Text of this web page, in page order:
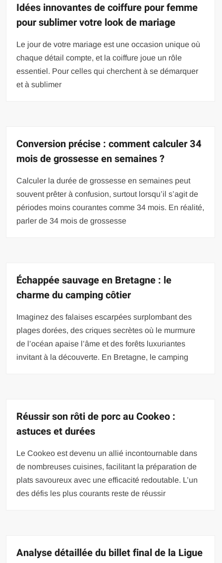
Idées innovantes de coiffure pour femme
pour sublimer votre look de mariage
Le jour de votre mariage est une occasion unique où
chaque détail compte, et la coiffure joue un rôle
essentiel. Pour celles qui cherchent à se démarquer
et à sublimer
Conversion précise : comment calculer 34
mois de grossesse en semaines ?
Calculer la durée de grossesse en semaines peut
souvent prêter à confusion, surtout lorsqu’il s’agit de
périodes moins courantes comme 34 mois. En réalité,
parler de 34 mois de grossesse
Échappée sauvage en Bretagne : le
charme du camping côtier
Imaginez des falaises escarpées surplombant des
plages dorées, des criques secrètes où le murmure
de l’océan apaise l’âme et des forêts luxuriantes
invitant à la découverte. En Bretagne, le camping
Réussir son rôti de porc au Cookeo :
astuces et durées
Le Cookeo est devenu un allié incontournable dans
de nombreuses cuisines, facilitant la préparation de
plats savoureux avec une efficacité redoutable. L’un
des défis les plus courants reste de réussir
Analyse détaillée du billet final de la Ligue